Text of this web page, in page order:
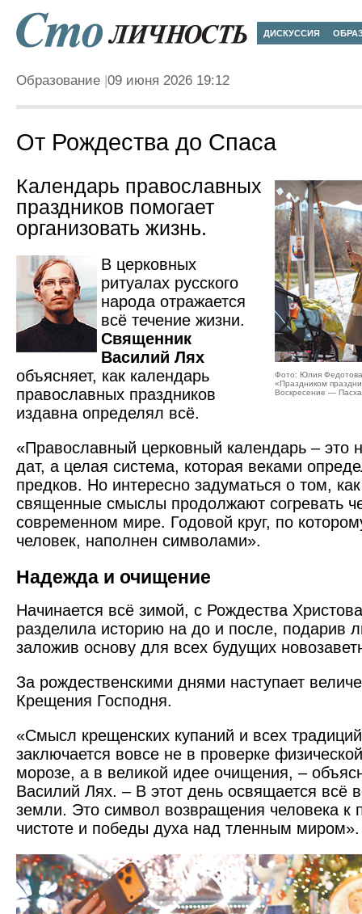
ДИСКУССИЯ
Образование 09 июня 2026 19:12
От Рождества до Спаса
Фото: Юлия Федотова
«Праздником
Воскресение —
Календарь православных
праздников помогает
организовать жизнь.
В церковных
ритуалах русского
народа отражается
всё течение жизни.
Священник
Василий Лях
объясняет, как календарь
православных праздников
издавна определял всё.
«Православный церковный календарь – это
дат, а целая система, которая веками
предков. Но интересно задуматься о том,
священные смыслы продолжают согревать
современном мире. Годовой круг, по
человек, наполнен символами».
Надежда и очищение
Начинается всё зимой, с Рождества
разделила историю на до и после, подарив
заложив основу для всех будущих
За рождественскими днями наступает
Крещения Господня.
«Смысл крещенских купаний и всех
заключается вовсе не в проверке
морозе, а в великой идее очищения, –
Василий Лях. – В этот день освящается всё
земли. Это символ возвращения человека к
чистоте и победы духа над тленным миром».